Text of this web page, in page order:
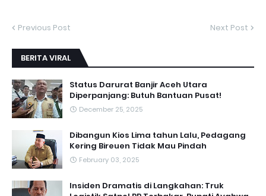
Previous Post Next Post
BERITA VIRAL
Status Darurat Banjir Aceh Utara
Diperpanjang: Butuh Bantuan Pusat!
December 25, 2025
Dibangun Kios Lima tahun Lalu, Pedagang
Kering Bireuen Tidak Mau Pindah
February 03, 2025
Insiden Dramatis di Langkahan: Truk